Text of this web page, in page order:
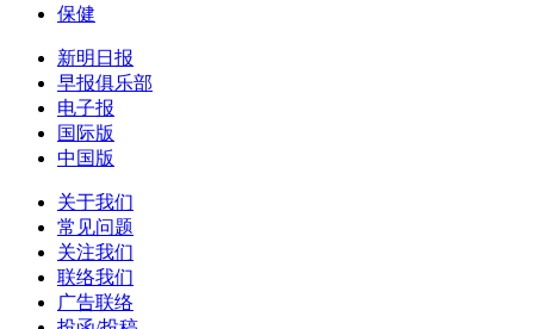
保健
新明日报
早报俱乐部
电子报
国际版
中国版
关于我们
常见问题
关注我们
联络我们
广告联络